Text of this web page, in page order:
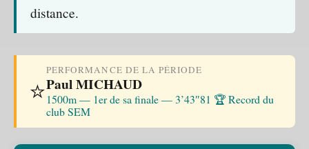
distance.
⭐
PERFORMANCE DE LA PÉRIODE
Paul MICHAUD
1500m — 1er de sa finale — 3’43″81 🏆 Record du
club SEM